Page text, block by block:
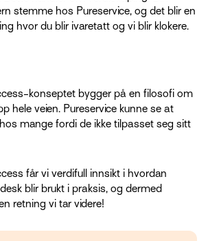
stemme hos Pureservice, og det blir en
hvor du blir ivaretatt og vi blir klokere.
konseptet bygger på en filosofi om
hele veien. Pureservice kunne se at
mange fordi de ikke tilpasset seg sitt
får vi verdifull innsikt i hvordan
blir brukt i praksis, og dermed
retning vi tar videre!